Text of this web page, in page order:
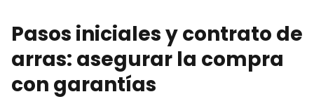
Pasos iniciales y contrato de
arras: asegurar la compra
con garantías